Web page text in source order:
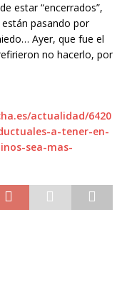
estar “encerrados”,
pasando por
Ayer, que fue el
no hacerlo, por
actualidad/6420
a-tener-en-
sea-mas-